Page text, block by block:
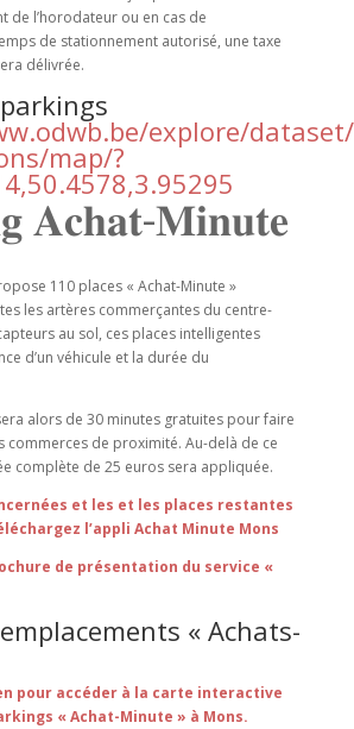
de l’horodateur ou en cas de
de stationnement autorisé, une taxe
délivrée.
explore/
map/?
𝐀𝐜𝐡𝐚𝐭-𝐌𝐢𝐧𝐮𝐭𝐞
110 places « Achat-Minute »
les artères commerçantes du centre-
au sol, ces places intelligentes
d’un véhicule et la durée du
alors de 30 minutes gratuites pour faire
commerces de proximité. Au-delà de ce
complète de 25 euros sera appliquée.
et les et les places restantes
l’appli Achat Minute Mons
de présentation du service «
« Achats-
pour accéder à la carte interactive
« Achat-Minute » à Mons.